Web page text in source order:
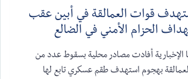
قوات العمالقة في أبين عقب
الحزام الأمني في الضالع
الإخبارية أفادت مصادر محلية بسقوط عدد من
بهجوم استهدف طقم عسكري تابع لها